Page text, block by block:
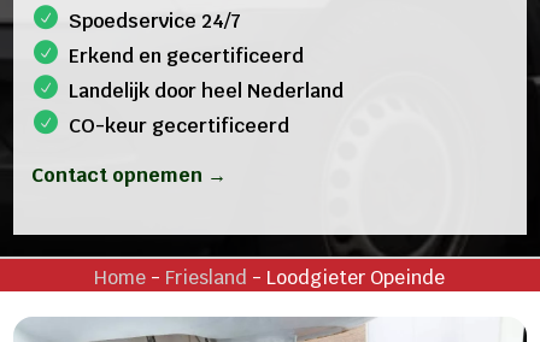
Spoedservice 24/7
Erkend en gecertificeerd
Landelijk door heel Nederland
CO-keur gecertificeerd
Contact opnemen →
Home - Friesland - Loodgieter Opeinde